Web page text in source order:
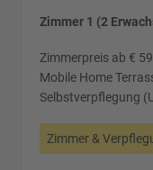
Zimmer 1 (2
Zimmerpreis ab €
Mobile Home
Selbstverpflegung
Zimmer &